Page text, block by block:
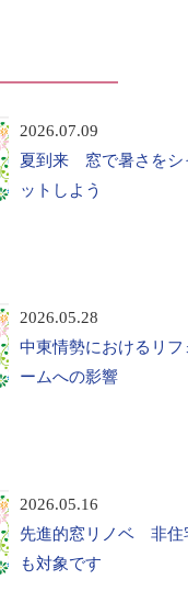
2026.07.09
夏到来 窓で暑さをシ
ットしよう
2026.05.28
中東情勢におけるリフ
ームへの影響
2026.05.16
先進的窓リノベ 非住
も対象です